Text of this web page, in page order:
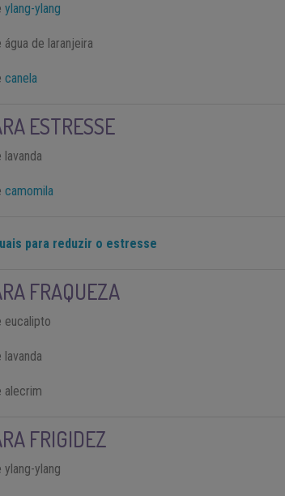
ylang-ylang
de laranjeira
canela
ESTRESSE
camomila
para reduzir o estresse
FRAQUEZA
eucalipto
alecrim
FRIGIDEZ
ylang